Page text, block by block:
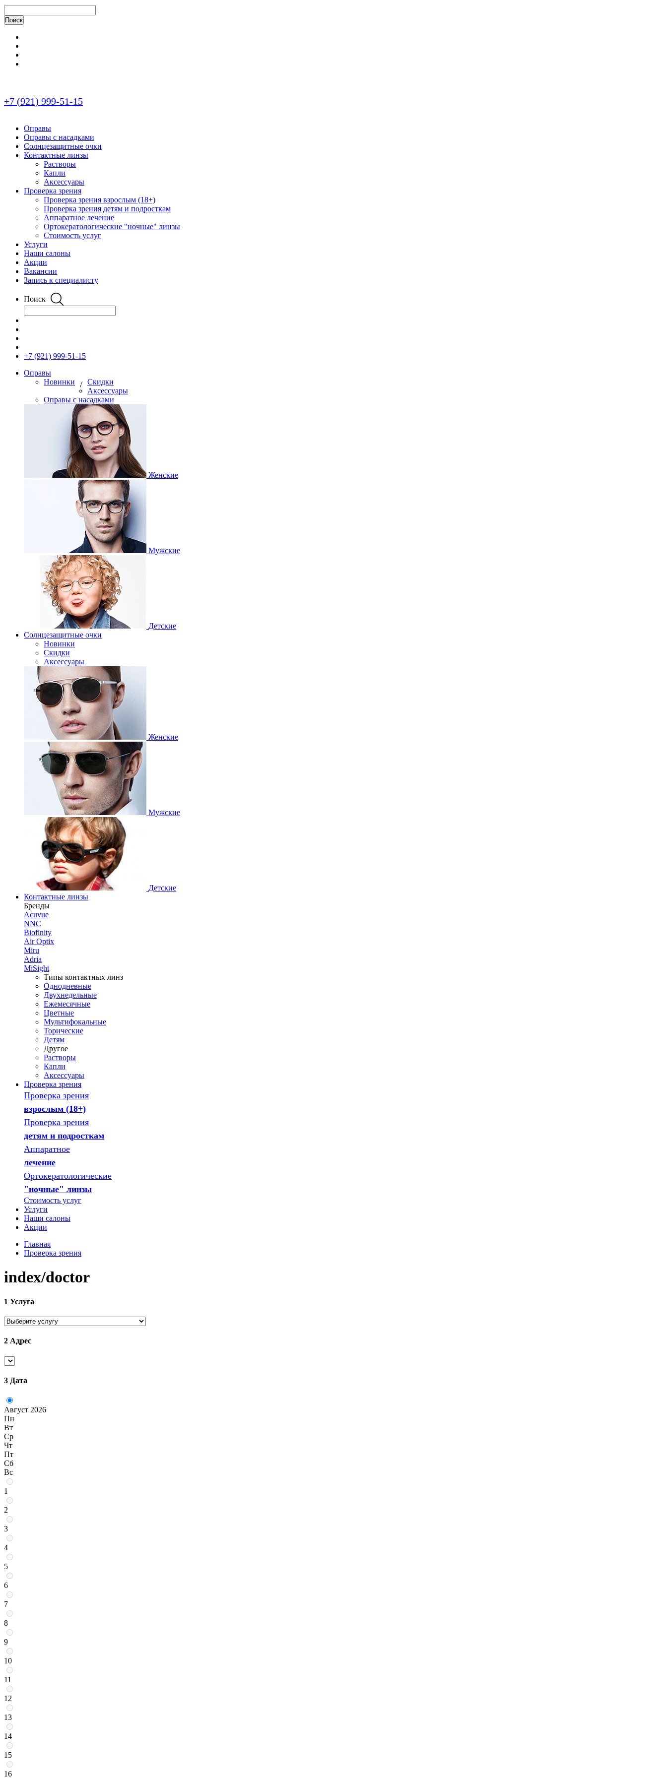
+7 (921) 999-51-15
Оправы
Оправы с насадками
Солнцезащитные очки
Контактные линзы
Растворы
Капли
Аксессуары
Проверка зрения
Проверка зрения взрослым (18+)
Проверка зрения детям и подросткам
Аппаратное лечение
Ортокератологические "ночные" линзы
Стоимость услуг
Услуги
Наши салоны
Акции
Вакансии
Запись к специалисту
Поиск
+7 (921) 999-51-15
Оправы
Новинки
/ Скидки
Аксессуары
Оправы с насадками
Женские
Мужские
Детские
Солнцезащитные очки
Новинки
Скидки
Аксессуары
Женские
Мужские
Детские
Контактные линзы
Бренды
Acuvue
NNC
Biofinity
Air Optix
Miru
Adria
MiSight
Типы контактных линз
Однодневные
Двухнедельные
Ежемесячные
Цветные
Мультифокальные
Торические
Детям
Другое
Растворы
Капли
Аксессуары
Проверка зрения
Проверка зрения
взрослым (18+)
Проверка зрения
детям и подросткам
Аппаратное
лечение
Ортокератологические
"ночные" линзы
Стоимость услуг
Услуги
Наши салоны
Акции
Главная
Проверка зрения
index/doctor
1 Услуга
2 Адрес
3 Дата
Август 2026
Пн
Вт
Ср
Чт
Пт
Сб
Вс
1
2
3
4
5
6
7
8
9
10
11
12
13
14
15
16